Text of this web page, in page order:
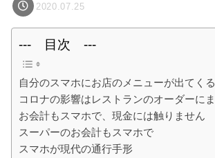
2020.07.25
--- 目次 ---
自分のスマホにお店のメニューが出てくる
コロナの影響はレストランのオーダーに
お会計もスマホで、現金には触りません
スーパーのお会計もスマホで
スマホが現代の通行手形